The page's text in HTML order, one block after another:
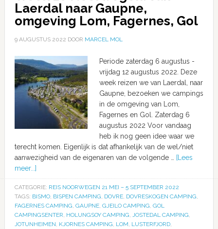
Laerdal naar Gaupne,
omgeving Lom, Fagernes, Gol
9 AUGUSTUS 2022 DOOR MARCEL MOL
Periode zaterdag 6 augustus -
vrijdag 12 augustus 2022. Deze
week reizen we van Laerdal, naar
Gaupne, bezoeken we campings
in de omgeving van Lom,
Fagernes en Gol. Zaterdag 6
augustus 2022 Voor vandaag
heb ik nog geen idee waar we
terecht komen. Eigenlijk is dat afhankelijk van de wel/niet
aanwezigheid van de eigenaren van de volgende …
[Lees
meer...]
CATEGORIE: REIS NOORWEGEN 21 MEI – 5 SEPTEMBER 2022
TAGS: BISMO, BISPEN CAMPING, DOVRE, DOVRESKOGEN CAMPING,
FAGERNES CAMPING, GAUPNE, GJEILO CAMPING, GOL
CAMPINGSENTER, HOLUNGSOY CAMPING, JOSTEDAL CAMPING,
JOTUNHEIMEN, KJORNES CAMPING, LOM, LUSTERFJORD,